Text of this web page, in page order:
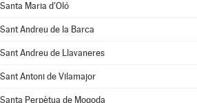
Santa Maria d'Oló
Sant Andreu de la Barca
Sant Andreu de Llavaneres
Sant Antoni de Vilamajor
Santa Perpètua de Mogoda